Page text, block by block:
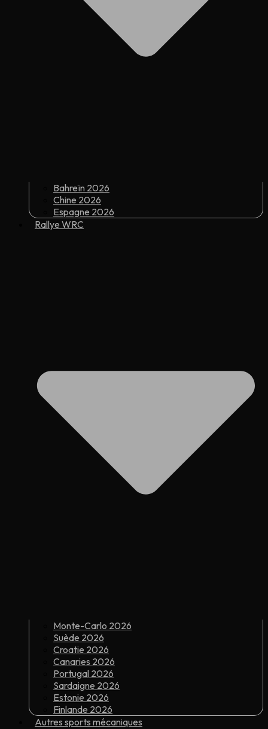
Bahreïn 2026
Chine 2026
Espagne 2026
Rallye WRC
Monte-Carlo 2026
Suède 2026
Croatie 2026
Canaries 2026
Portugal 2026
Sardaigne 2026
Estonie 2026
Finlande 2026
Autres sports mécaniques